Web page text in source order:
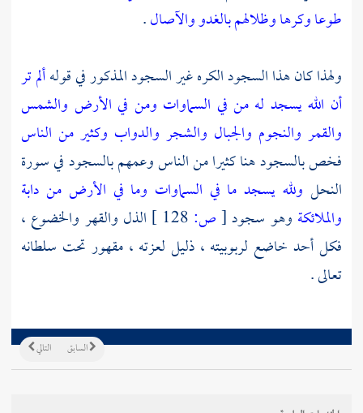
طوعا وكرها وظلالهم بالغدو والآصال.
ولهذا كان هذا السجود الكره غير السجود المذكور في قولهألم تر
أن الله يسجد له من في السماوات ومن في الأرض والشمس
والقمر والنجوم والجبال والشجر والدواب وكثير من الناس
فخص بالسجود هنا كثيرا من الناس وعمهم بالسجود في سورة
النحل ولله يسجد ما في السماوات وما في الأرض من دابة
والملائكة وهو سجود[ص:
الذل والقهر والخضوع ،
فكل أحد خاضع لربوبيته ، ذليل لعزته ، مقهور تحت سلطانه
تعالى .
التالي السابق